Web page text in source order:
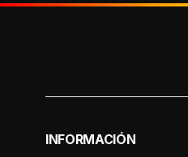
INFORMACIÓN